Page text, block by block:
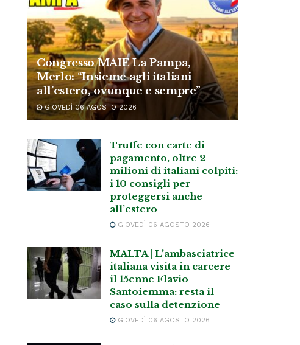
Congresso MAIE La Pampa,
Merlo: “Insieme agli italiani
all’estero, ovunque e sempre”
GIOVEDÌ 06 AGOSTO 2026
Truffe con carte di
pagamento, oltre 2
milioni di italiani colpiti:
i 10 consigli per
proteggersi anche
all’estero
GIOVEDÌ 06 AGOSTO 2026
MALTA | L’ambasciatrice
italiana visita in carcere
il 15enne Flavio
Santoiemma: resta il
caso sulla detenzione
GIOVEDÌ 06 AGOSTO 2026